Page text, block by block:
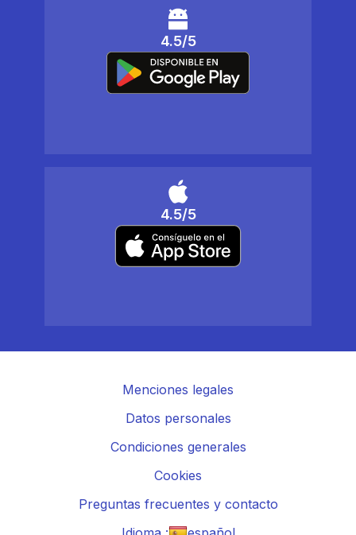
4.5/5
4.5/5
Menciones legales
Datos personales
Condiciones generales
Cookies
Preguntas frecuentes y contacto